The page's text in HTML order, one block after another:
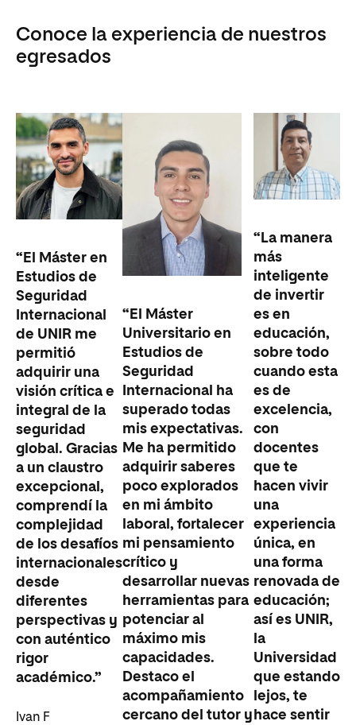
Conoce la experiencia de nuestros
egresados
“El Máster en
Estudios de
Seguridad
Internacional
de UNIR me
permitió
adquirir una
visión crítica e
integral de la
seguridad
global. Gracias
a un claustro
excepcional,
comprendí la
complejidad
de los desafíos
internacionales
desde
diferentes
perspectivas y
con auténtico
rigor
académico.”
Ivan F
“El Máster
Universitario en
Estudios de
Seguridad
Internacional ha
superado todas
mis expectativas.
Me ha permitido
adquirir saberes
poco explorados
en mi ámbito
laboral, fortalecer
mi pensamiento
crítico y
desarrollar nuevas
herramientas para
potenciar al
máximo mis
capacidades.
Destaco el
acompañamiento
cercano del tutor y
“La manera
más
inteligente
de invertir
es en
educación,
sobre todo
cuando esta
es de
excelencia,
con
docentes
que te
hacen vivir
una
experiencia
única, en
una forma
renovada de
educación;
así es UNIR,
la
Universidad
que estando
lejos, te
hace sentir